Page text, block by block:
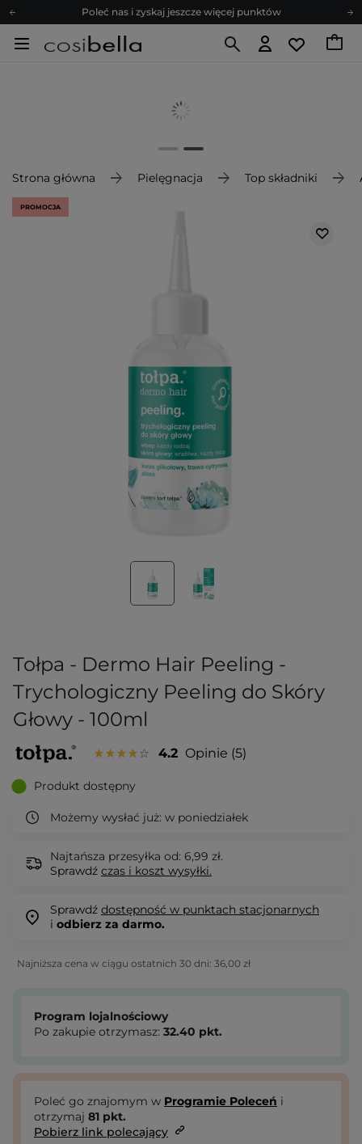
Poleć nas i zyskaj jeszcze więcej punktów
Zapisz się na newsletter pełen porad
Poleć nas i zyskaj jeszcze więcej punktów
Strona główna Pielęgnacja Top składniki
PROMOCJA
Tołpa - Dermo Hair Peeling -
Trychologiczny Peeling do Skóry
Głowy - 100ml
4.2 Opinie 5
Produkt dostępny
Możemy wysłać już: w poniedziałek
Najtańsza przesyłka od: 6,99 zł.
Sprawdź czas i koszt wysyłki.
Sprawdź dostępność w punktach stacjonarnych
i odbierz za darmo.
Najniższa cena w ciągu ostatnich 30 dni: 36,00 zł
Program lojalnościowy
Po zakupie otrzymasz: 32.40 pkt.
Poleć go znajomym w Programie Poleceń i
otrzymaj 81 pkt.
Pobierz link polecający